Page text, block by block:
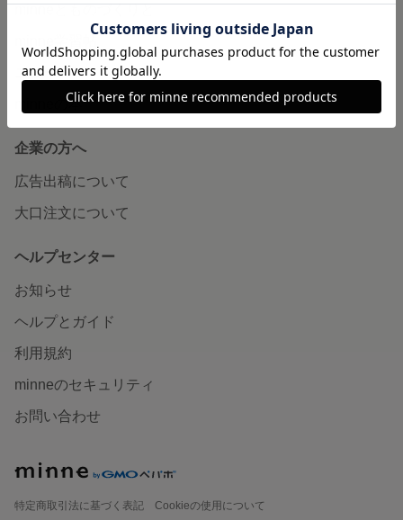
minneとものづくりと
ニュース
minneの本
企業の方へ
広告出稿について
大口注文について
ヘルプセンター
お知らせ
ヘルプとガイド
利用規約
minneのセキュリティ
お問い合わせ
特定商取引法に基づく表記
Cookieの使用について